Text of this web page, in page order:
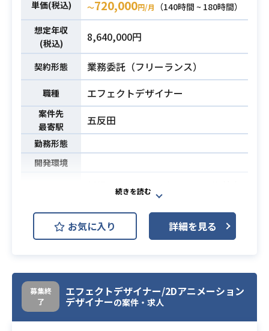
単価(税込) 〜720,000円/月
（140時間 ~ 180時間）
想定年収
(税込)
8,640,000円
契約形態 業務委託（フリーランス）
職種 エフェクトデザイナー
案件先
最寄駅
五反田
勤務形態
開発環境
業務内容
新規スマホゲームタイトルの海外向
け開発における翻訳の監修業務をお
任せします。
【主な仕事内容】
修正
・少量の翻訳、翻訳修正、ネイティ
ブチェック
※上記は主に別の翻訳担当が行い
お気に入り 詳細を見る
募集終
了
エフェクトデザイナー/2Dアニメーション
デザイナーの案件・求人